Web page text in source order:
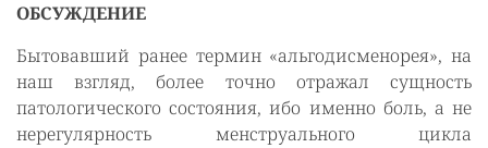
ОБСУЖДЕНИЕ
Бытовавший ранее термин «альгодисменорея», на
наш взгляд, более точно отражал сущность
патологического состояния, ибо именно боль, а не
нерегулярность менструального цикла